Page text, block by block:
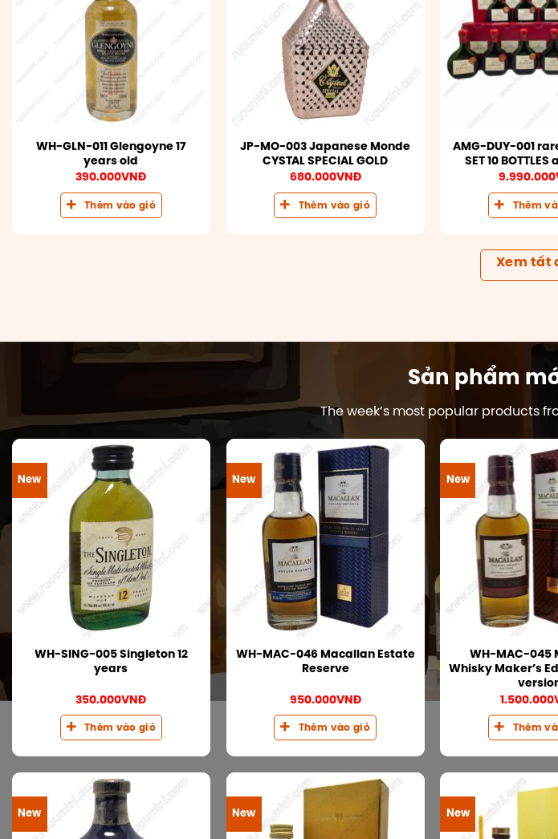
WH-GLN-011 Glengoyne 17
years old
390.000VNĐ
Thêm vào giỏ
JP-MO-003 Japanese Monde
CYSTAL SPECIAL GOLD
680.000VNĐ
Thêm vào giỏ
AMG-DUY-001
SET 10
9.990.000
Thêm
Xem tất
Sản phẩm
The week’s most popular products
New
WH-SING-005 Singleton 12
years
350.000VNĐ
Thêm vào giỏ
New
WH-MAC-046 Macallan Estate
Reserve
950.000VNĐ
Thêm vào giỏ
New
WH-MAC-045
Whisky Maker’s
1.500.000
Thêm
New New New